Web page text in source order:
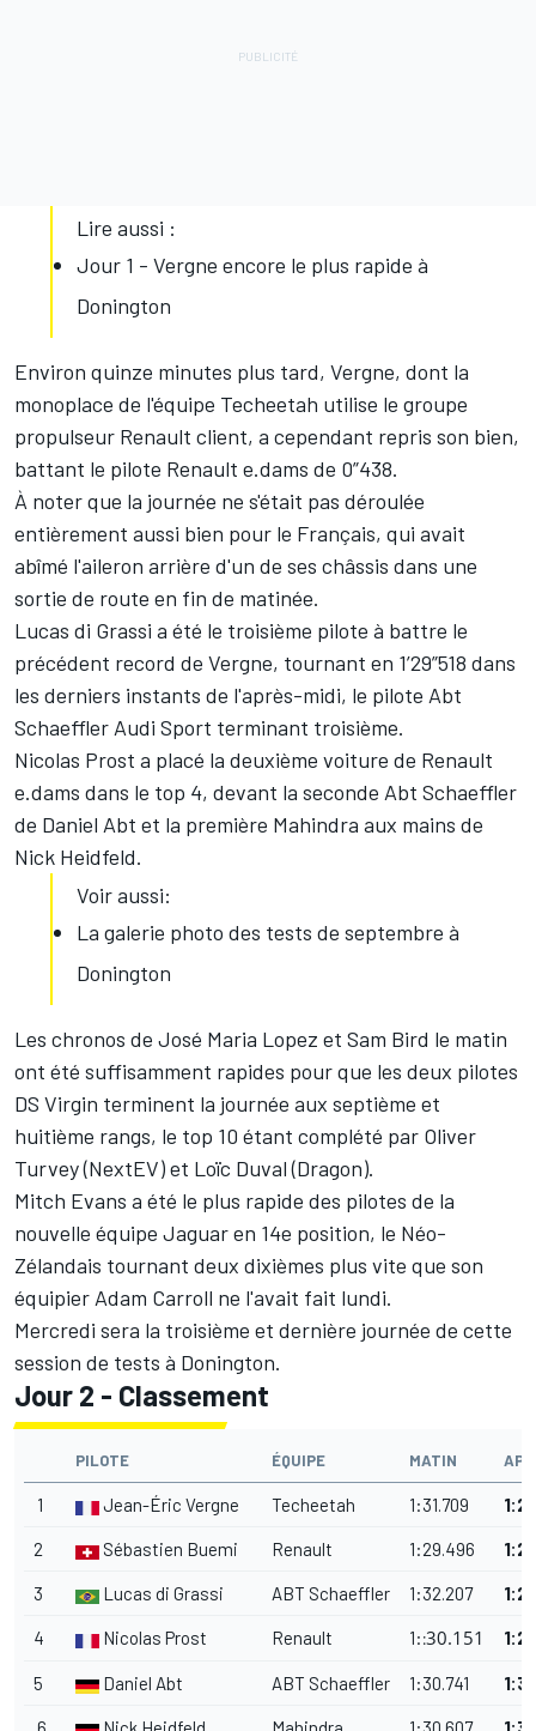
Lire aussi :
Jour 1 - Vergne encore le plus rapide à
Donington
Environ quinze minutes plus tard, Vergne, dont la
monoplace de l'équipe Techeetah utilise le groupe
propulseur Renault client, a cependant repris son bien,
battant le pilote Renault e.dams de 0”438.
À noter que la journée ne s'était pas déroulée
entièrement aussi bien pour le Français, qui avait
abîmé l'aileron arrière d'un de ses châssis dans une
sortie de route en fin de matinée.
Lucas di Grassi a été le troisième pilote à battre le
précédent record de Vergne, tournant en 1’29”518 dans
les derniers instants de l'après-midi, le pilote Abt
Schaeffler Audi Sport terminant troisième.
Nicolas Prost a placé la deuxième voiture de Renault
e.dams dans le top 4, devant la seconde Abt Schaeffler
de Daniel Abt et la première Mahindra aux mains de
Nick Heidfeld.
Voir aussi:
La galerie photo des tests de septembre à
Donington
Les chronos de José Maria Lopez et Sam Bird le matin
ont été suffisamment rapides pour que les deux pilotes
DS Virgin terminent la journée aux septième et
huitième rangs, le top 10 étant complété par Oliver
Turvey (NextEV) et Loïc Duval (Dragon).
Mitch Evans a été le plus rapide des pilotes de la
nouvelle équipe Jaguar en 14e position, le Néo-
Zélandais tournant deux dixièmes plus vite que son
équipier Adam Carroll ne l'avait fait lundi.
Mercredi sera la troisième et dernière journée de cette
session de tests à Donington.
Jour 2 - Classement
PILOTE ÉQUIPE MATIN
1 Jean-Éric Vergne Techeetah 1:31.709 1:
2 Sébastien Buemi Renault 1:29.496 1:
3 Lucas di Grassi ABT Schaeffler 1:32.207 1:
4 Nicolas Prost Renault 1::30.151 1:
5 Daniel Abt ABT Schaeffler 1:30.741 1: